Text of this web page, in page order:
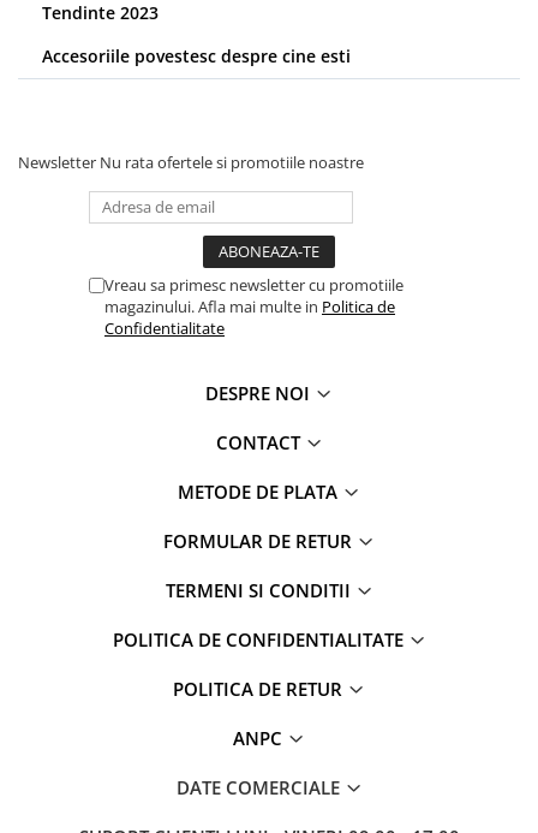
Tendinte 2023
Accesoriile povestesc despre cine esti
Newsletter Nu rata ofertele si promotiile noastre
Vreau sa primesc newsletter cu promotiile
magazinului. Afla mai multe in Politica de
Confidentialitate
DESPRE NOI
CONTACT
METODE DE PLATA
FORMULAR DE RETUR
TERMENI SI CONDITII
POLITICA DE CONFIDENTIALITATE
POLITICA DE RETUR
ANPC
DATE COMERCIALE